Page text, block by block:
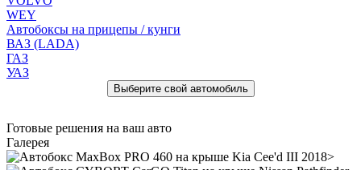
WEY
Автобоксы на прицепы / кунги
ВАЗ (LADA)
ГАЗ
УАЗ
Готовые решения на ваш авто
Галерея